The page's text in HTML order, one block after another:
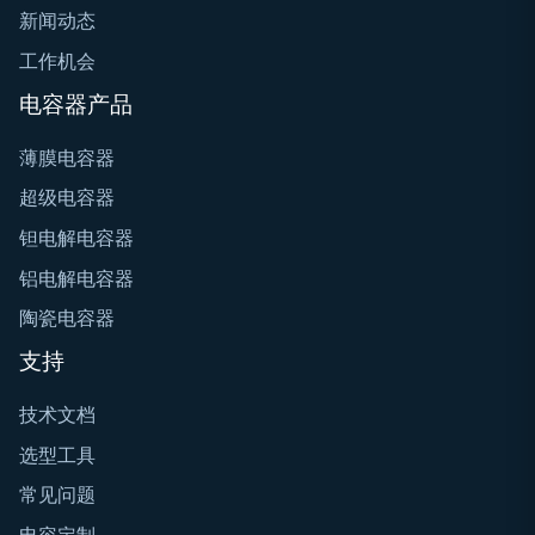
新闻动态
工作机会
电容器产品
薄膜电容器
超级电容器
钽电解电容器
铝电解电容器
陶瓷电容器
支持
技术文档
选型工具
常见问题